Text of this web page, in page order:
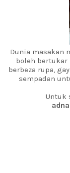
Dunia masakan
boleh bertukar
berbeza rupa,
sempadan
Untuk